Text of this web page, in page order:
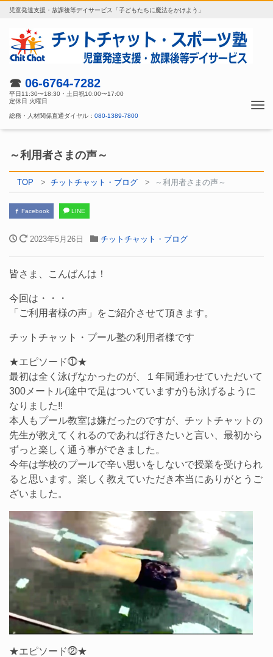
児童発達支援・放課後等デイサービス「子どもたちに魔法をかけよう」
☎ 06-6764-7282
平日11:30〜18:30・土日祝10:00〜17:00
定休日 火曜日
総務・人材関係直通ダイヤル： 080-1389-7800
～利用者さまの声～
TOP チットチャット・ブログ ～利用者さまの声～
Facebook LINE
2023年5月26日 チットチャット・ブログ
皆さま、こんばんは！
今回は・・・
「ご利用者様の声」をご紹介させて頂きます。
チットチャット・プール塾の利用者様です
★エピソード⓵★
最初は全く泳げなかったのが、１年間通わせていただいて
300メートル(途中で足はついていますが)も泳げるように
なりました!!
本人もプール教室は嫌だったのですが、チットチャットの
先生が教えてくれるのであれば行きたいと言い、最初から
ずっと楽しく通う事ができました。
今年は学校のプールで辛い思いをしないで授業を受けられ
ると思います。楽しく教えていただき本当にありがとうご
ざいました。
★エピソード⓶★